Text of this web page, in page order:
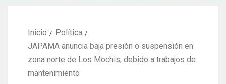
Inicio
Política
JAPAMA anuncia baja presión o suspensión en
zona norte de Los Mochis, debido a trabajos de
mantenimiento